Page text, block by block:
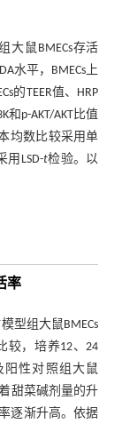
大鼠BMECs存活
水平，BMECs上
的TEER值、HRP
和p-AKT/AKT比值
均数比较采用单
用LSD-t检验。以
率
型组大鼠BMECs
较，培养12、24
阳性对照组大鼠
甜菜碱剂量的升
逐渐升高。依据